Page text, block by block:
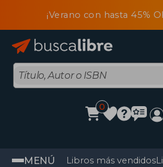
¡Verano con hasta 45%
0
MENÚ Libros más vendidos